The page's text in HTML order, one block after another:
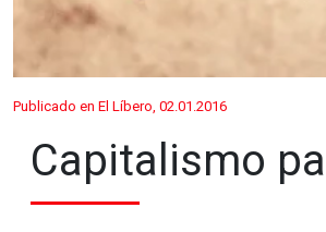
Publicado en El Líbero, 02.01.2016
Capitalismo